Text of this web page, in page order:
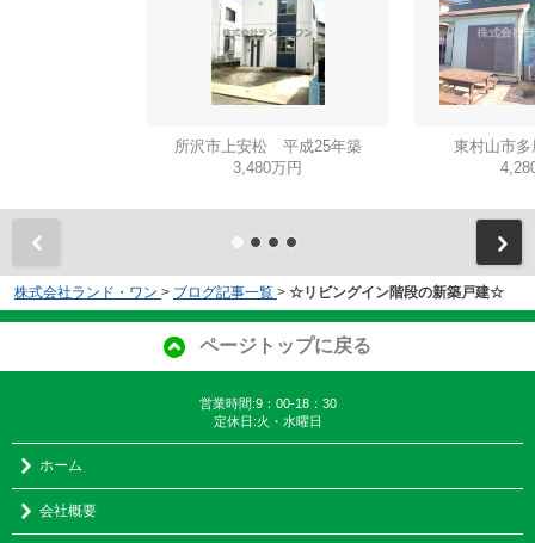
所沢市上安松 平成25年築
3,480万円
東村山市
株式会社ランド・ワン > ブログ記事一覧 > ☆リビングイン階段の新築戸建☆
ページトップに戻る
営業時間:9：00-18：30
定休日:火・水曜日
ホーム
会社概要